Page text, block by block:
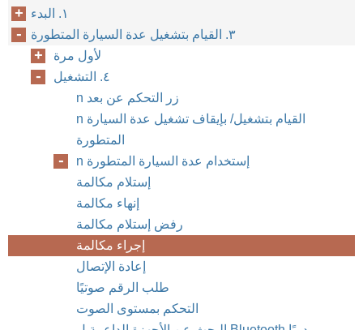
١. البدء
٣. القيام بتشغيل عدة السيارة المتطورة
لأول مرة
٤. التشغيل
n زر التحكم عن بعد
n القيام بتشغيل/ بإيقاف تشغيل عدة السيارة
المتطورة
إستلام مكالمة
إنهاء مكالمة
رفض إستلام مكالمة
إجراء مكالمة
إعادة الإتصال
طلب الرقم صوتيًا
التحكم بمستوى الصوت